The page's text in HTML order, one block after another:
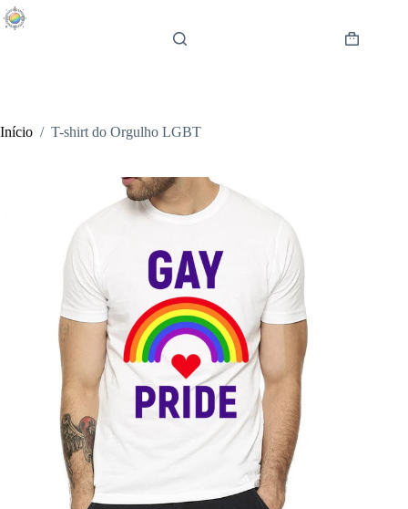
Pular
para
Carrinho
Início / T-shirt do Orgulho LGBT